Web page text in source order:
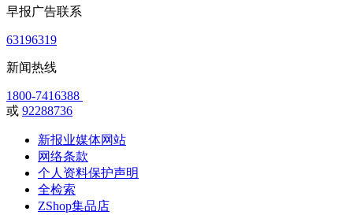
早报广告联系
63196319
新闻热线
1800-7416388
或 92288736
新报业媒体网站
网络条款
个人资料保护声明
全检索
ZShop集品店